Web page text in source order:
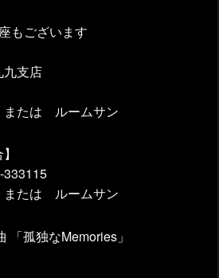
もございます
九支店
たは ルームサン
たは ルームサン
孤独なMemories」